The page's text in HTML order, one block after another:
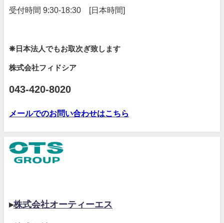
受付時間 9:30-18:30 [日本時間]
❋日本法人でもお取次ぎ致します
株式会社フィドシア
043-420-8020
メールでのお問い合わせはこちら
▸株式会社オーティーエス